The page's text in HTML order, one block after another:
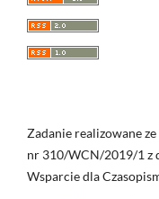
Zadanie realizowane
nr 310/WCN/2019/1 z
Wsparcie dla